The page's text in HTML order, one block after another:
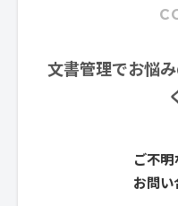
文書管理でお悩
ご不
お問